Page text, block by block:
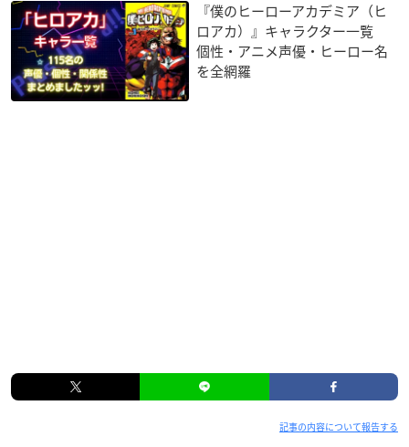
『僕のヒーローアカデミア（ヒ
ロアカ）』キャラクター一覧
個性・アニメ声優・ヒーロー名
を全網羅
記事の内容について報告する